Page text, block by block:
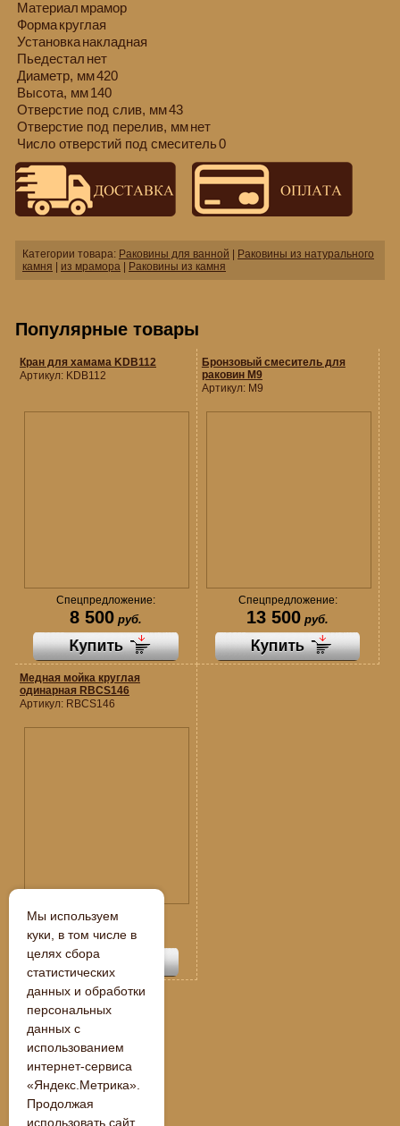
Материал мрамор
Формакруглая
Установканакладная
Пьедестал нет
Диаметр, мм420
Высота, мм140
Отверстие под слив, мм43
Отверстие под перелив, ммнет
Число отверстий под смеситель0
Категории товара: Раковины для ванной
Раковины из натурального
камня
из мрамора Раковины из камня
Популярные товары
Кран для хамама KDB112
Артикул: KDB112
Спецпредложение:
8 500руб.
Бронзовый смеситель для
раковин M9
Артикул: M9
Спецпредложение:
13 500 руб.
Медная мойка круглая
одинарная RBCS146
Артикул: RBCS146
Спецпредложение:
109 250руб.
« Назад
Мы используем
куки, в том числе в
целях сбора
статистических
данных и обработки
персональных
данных с
использованием
интернет-сервиса
«Яндекс.Метрика».
Продолжая
использовать сайт,